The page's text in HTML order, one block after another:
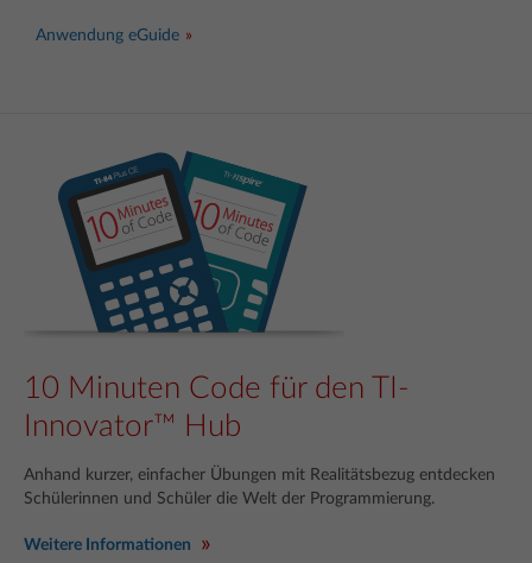
Anwendung eGuide
10 Minuten Code für den TI-
Innovator™ Hub
Anhand kurzer, einfacher Übungen mit Realitätsbezug entdecken
Schülerinnen und Schüler die Welt der Programmierung.
Weitere Informationen